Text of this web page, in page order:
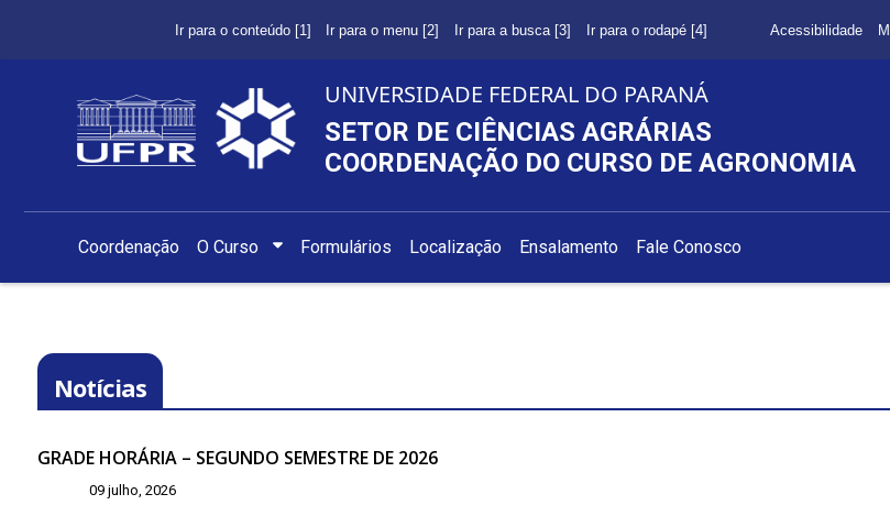
Ir para o conteúdo [1] Ir para o menu [2] Ir para a busca [3] Ir para o rodapé [4] Acessibilidade
UNIVERSIDADE FEDERAL DO PARANÁ
SETOR DE CIÊNCIAS AGRÁRIAS
COORDENAÇÃO DO CURSO DE AGRONOMIA
Coordenação O Curso Formulários Localização Ensalamento Fale Conosco
Notícias
GRADE HORÁRIA – SEGUNDO SEMESTRE DE 2026
09 julho, 2026